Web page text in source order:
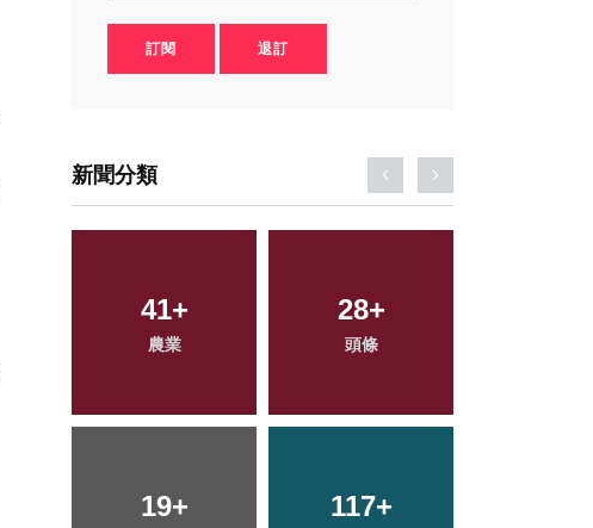
訂閱 退訂
新聞分類
41+
農業
28+
頭條
19+ 117+
399+
綜合新聞
1+
大陸
219+ 36+